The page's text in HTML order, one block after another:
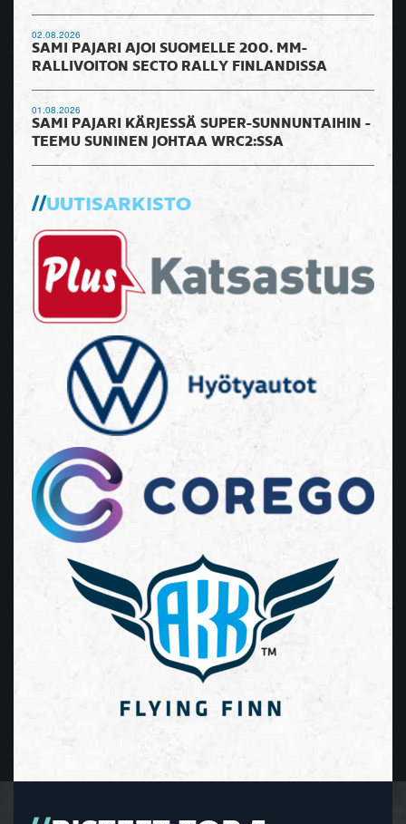
02.08.2026
SAMI PAJARI AJOI SUOMELLE 200. MM-
RALLIVOITON SECTO RALLY FINLANDISSA
01.08.2026
SAMI PAJARI KÄRJESSÄ SUPER-SUNNUNTAIHIN -
TEEMU SUNINEN JOHTAA WRC2:SSA
UUTISARKISTO